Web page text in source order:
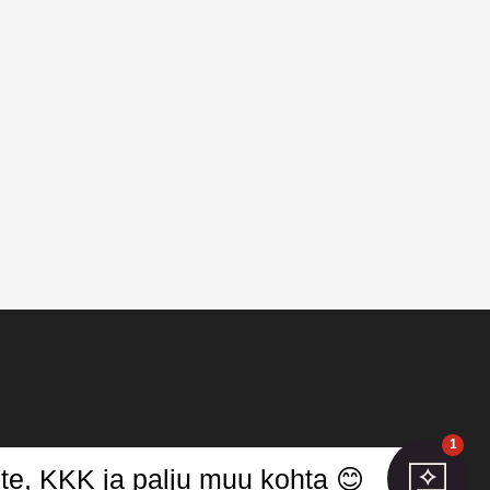
1
KKK ja palju muu kohta 😊